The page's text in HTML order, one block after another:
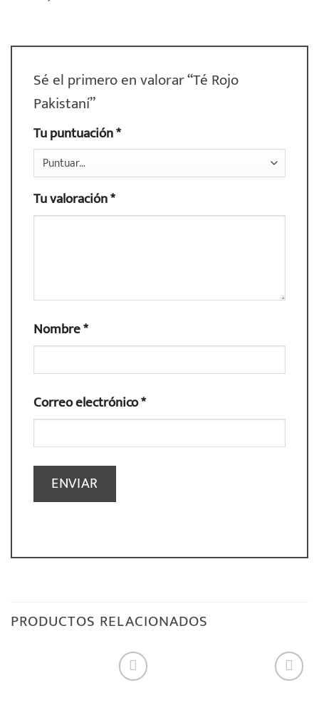
Sé el primero en valorar “Té Rojo
Pakistaní”
Tu puntuación*
Tu valoración*
Nombre*
Correo electrónico*
PRODUCTOS RELACIONADOS